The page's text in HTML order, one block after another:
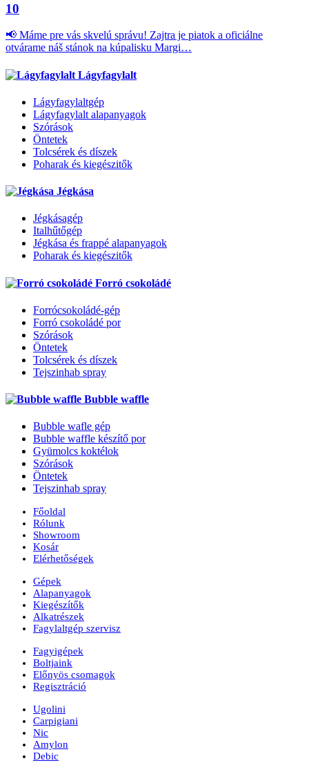
10
📢 Máme pre vás skvelú správu! Zajtra je piatok a oficiálne
otvárame náš stánok na kúpalisku Margi…
Lágyfagylalt
Lágyfagylaltgép
Lágyfagylalt alapanyagok
Szórások
Öntetek
Tolcsérek és díszek
Poharak és kiegészitők
Jégkása
Jégkásagép
Italhűtőgép
Jégkása és frappé alapanyagok
Poharak és kiegészitők
Forró csokoládé
Forrócsokoládé-gép
Forró csokoládé por
Szórások
Öntetek
Tolcsérek és díszek
Tejszinhab spray
Bubble waffle
Bubble wafle gép
Bubble waffle készítő por
Gyümolcs koktélok
Szórások
Öntetek
Tejszinhab spray
Főoldal
Rólunk
Showroom
Kosár
Elérhetőségek
Gépek
Alapanyagok
Kiegészítők
Alkatrészek
Fagylaltgép szervisz
Fagyigépek
Boltjaink
Előnyös csomagok
Regisztráció
Ugolini
Carpigiani
Nic
Amylon
Debic